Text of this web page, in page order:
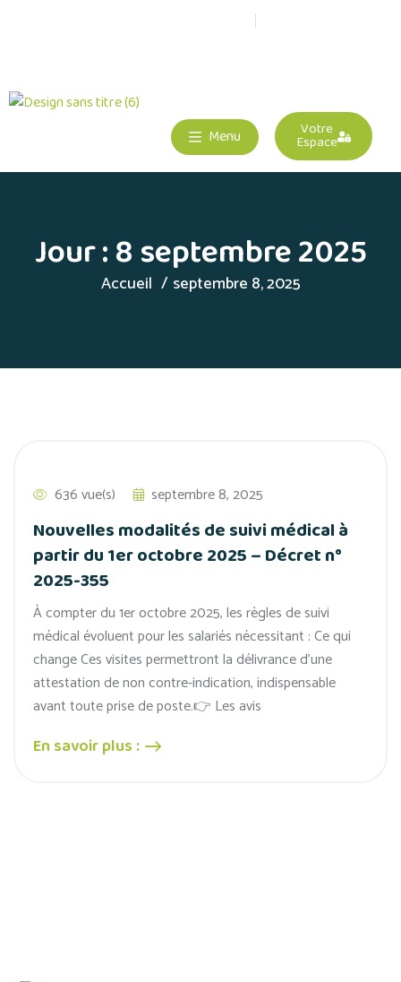
Menu Votre
Espace
Jour :8 septembre 2025
Accueil septembre 8, 2025
636 vue(s) septembre 8, 2025
Nouvelles modalités de suivi médical à
partir du 1er octobre 2025 – Décret n°
2025-355
À compter du 1er octobre 2025, les règles de suivi
médical évoluent pour les salariés nécessitant : Ce qui
change Ces visites permettront la délivrance d’une
attestation de non contre-indication, indispensable
avant toute prise de poste.👉 Les avis
En savoir plus :